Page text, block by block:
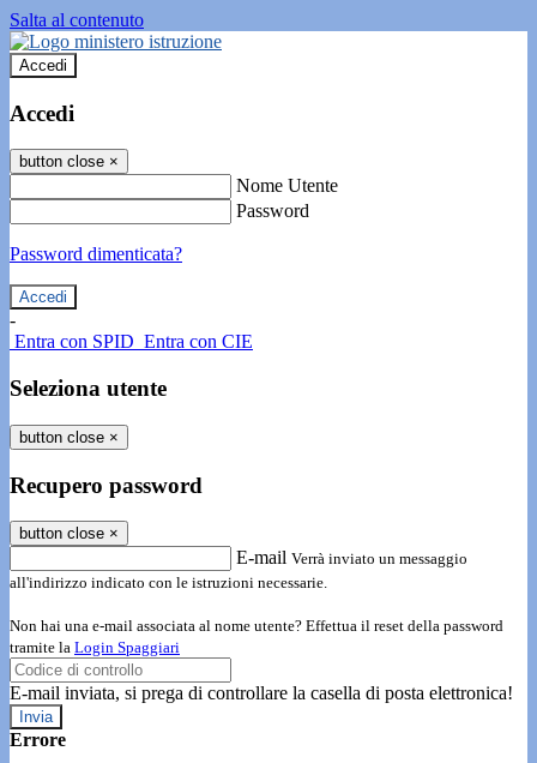
Salta al contenuto
Accedi
Accedi
button close ×
Nome Utente
Password
Password dimenticata?
-
Entra con SPID Entra con CIE
Seleziona utente
button close ×
Recupero password
button close ×
E-mail Verrà inviato un messaggio
all'indirizzo indicato con le istruzioni necessarie.
Non hai una e-mail associata al nome utente? Effettua il reset della password
tramite la Login Spaggiari
E-mail inviata, si prega di controllare la casella di posta elettronica!
Errore